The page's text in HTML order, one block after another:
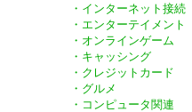
・インターネット接続
・エンターテイメント
・オンラインゲーム
・キャッシング
・クレジットカード
・グルメ
・コンピュータ関連